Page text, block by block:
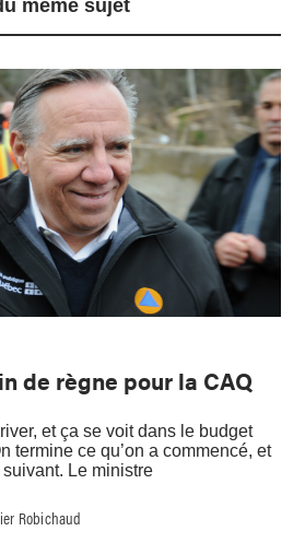
même sujet
de règne pour la CAQ
et ça se voit dans le budget
termine ce qu’on a commencé, et
Le ministre
Robichaud